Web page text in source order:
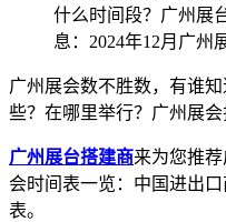
什么时间段？广州展
息：2024年12月广州
广州展会数不胜数，有谁
些？在哪里举行？广州展会
广州展台搭建商来为您推
会时间表一览：中国进出
表。